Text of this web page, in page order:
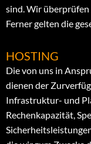
sind. Wir
Ferner gelten die
HOSTING
Die von uns in
dienen der
Infrastruktur- und
Rechenkapazität,